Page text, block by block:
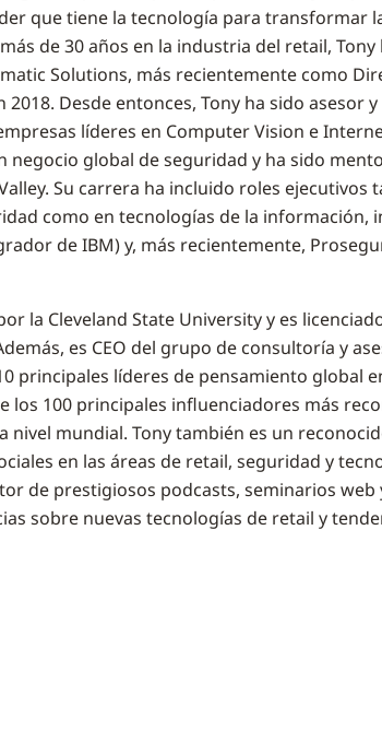
que tiene la tecnología para transformar
de 30 años en la industria del retail, Tony
Solutions, más recientemente como
2018. Desde entonces, Tony ha sido asesor
líderes en Computer Vision e
negocio global de seguridad y ha sido
Su carrera ha incluido roles ejecutivos
como en tecnologías de la información,
de IBM) y, más recientemente,
la Cleveland State University y es
es CEO del grupo de consultoría y
principales líderes de pensamiento global
los 100 principales influenciadores más
nivel mundial. Tony también es un
en las áreas de retail, seguridad y
de prestigiosos podcasts, seminarios
sobre nuevas tecnologías de retail y